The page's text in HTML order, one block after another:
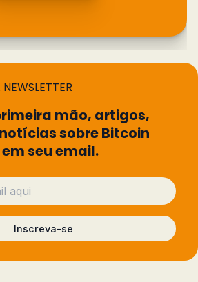
mão, artigos,
sobre Bitcoin
seu email.
Inscreva-se